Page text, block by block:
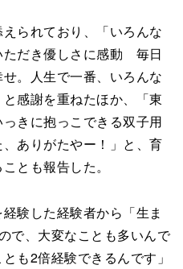
られており、「いろんな
ただき優しさに感動 毎日
。人生で一番、いろんな
感謝を重ねたほか、「東
きに抱っこできる双子用
ありがたやー！」と、育
とも報告した。
験した経験者から「生ま
で、大変なことも多いんで
も2倍経験できるんです」